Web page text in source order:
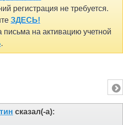
регистрация не требуется.
ЗДЕСЬ!
письма на активацию учетной
.
сказал(-а):